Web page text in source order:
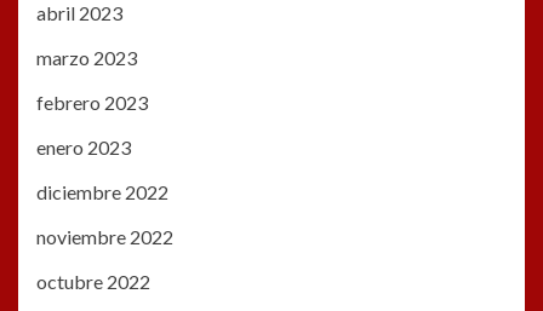
abril 2023
marzo 2023
febrero 2023
enero 2023
diciembre 2022
noviembre 2022
octubre 2022